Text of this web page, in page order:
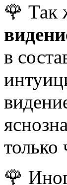
🌹 Так
в
🌹